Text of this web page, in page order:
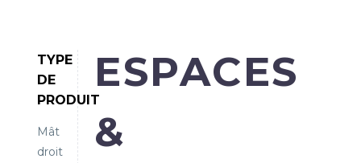
TYPE
DE
PRODUIT
Mât
droit
ESPACES
&